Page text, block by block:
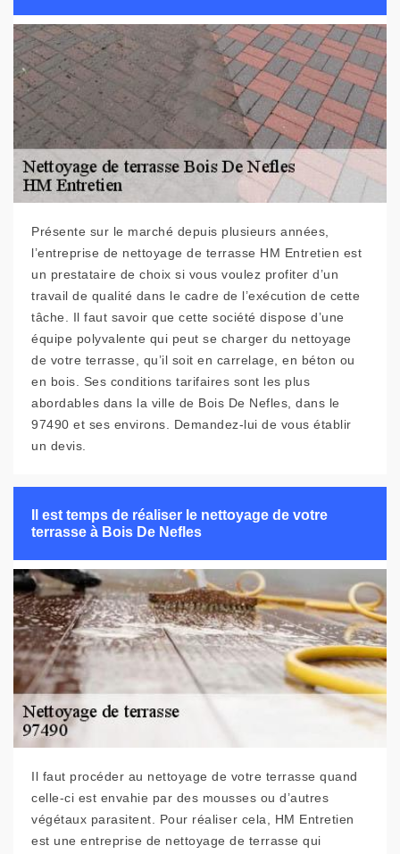
Présente sur le marché depuis plusieurs années,
l’entreprise de nettoyage de terrasse HM Entretien est
un prestataire de choix si vous voulez profiter d’un
travail de qualité dans le cadre de l’exécution de cette
tâche. Il faut savoir que cette société dispose d’une
équipe polyvalente qui peut se charger du nettoyage
de votre terrasse, qu’il soit en carrelage, en béton ou
en bois. Ses conditions tarifaires sont les plus
abordables dans la ville de Bois De Nefles, dans le
97490 et ses environs. Demandez-lui de vous établir
un devis.
Il est temps de réaliser le nettoyage de votre
terrasse à Bois De Nefles
Il faut procéder au nettoyage de votre terrasse quand
celle-ci est envahie par des mousses ou d’autres
végétaux parasitent. Pour réaliser cela, HM Entretien
est une entreprise de nettoyage de terrasse qui